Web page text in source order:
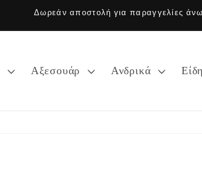
Δωρεάν αποστολή για παραγγελίες
Αξεσουάρ Ανδρικά